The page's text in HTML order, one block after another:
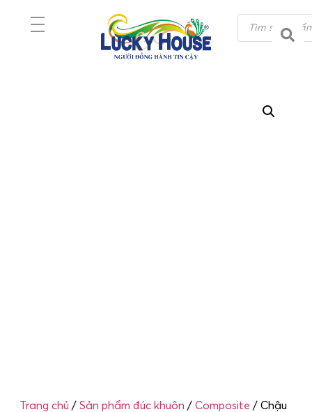
Trang chủ / Sản phẩm đúc khuôn / Composite / Chậu